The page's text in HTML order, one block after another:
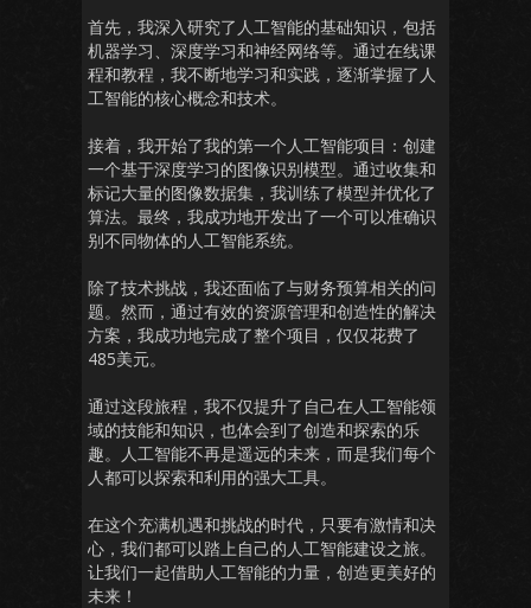
首先，我深入研究了人工智能的基础知识，包括
机器学习、深度学习和神经网络等。通过在线课
程和教程，我不断地学习和实践，逐渐掌握了人
工智能的核心概念和技术。
接着，我开始了我的第一个人工智能项目：创建
一个基于深度学习的图像识别模型。通过收集和
标记大量的图像数据集，我训练了模型并优化了
算法。最终，我成功地开发出了一个可以准确识
别不同物体的人工智能系统。
除了技术挑战，我还面临了与财务预算相关的问
题。然而，通过有效的资源管理和创造性的解决
方案，我成功地完成了整个项目，仅仅花费了
485美元。
通过这段旅程，我不仅提升了自己在人工智能领
域的技能和知识，也体会到了创造和探索的乐
趣。人工智能不再是遥远的未来，而是我们每个
人都可以探索和利用的强大工具。
在这个充满机遇和挑战的时代，只要有激情和决
心，我们都可以踏上自己的人工智能建设之旅。
让我们一起借助人工智能的力量，创造更美好的
未来！